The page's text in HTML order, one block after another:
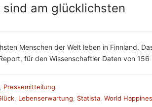
sind am glücklichsten
Menschen der Welt leben in Finnland.
für den Wissenschaftler Daten von
Pressemitteilung
Lebenserwartung Statista World